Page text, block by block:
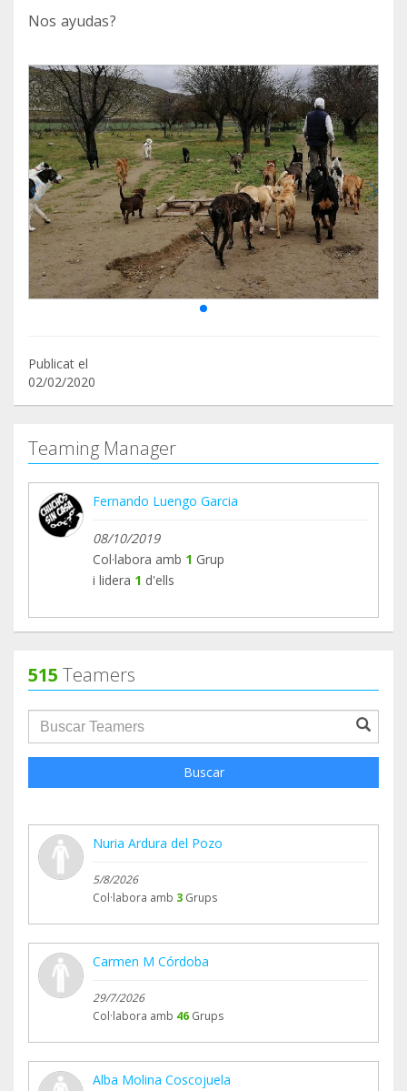
Nos ayudas?
Publicat el
02/02/2020
Teaming Manager
Fernando Luengo Garcia
08/10/2019
Col·labora amb 1 Grup
i lidera 1 d'ells
515 Teamers
groupProfile.searchForm.search.text???
Buscar
Nuria Ardura del Pozo
5/8/2026
Col·labora amb 3 Grups
Carmen M Córdoba
29/7/2026
Col·labora amb 46 Grups
Alba Molina Coscojuela